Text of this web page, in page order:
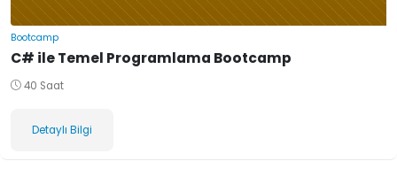
Bootcamp
C# ile Temel Programlama Bootcamp
40 Saat
Detaylı Bilgi